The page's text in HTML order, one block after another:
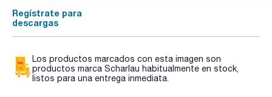
Regístrate para
descargas
Los productos marcados con esta imagen son
productos marca Scharlau habitualmente en stock,
listos para una entrega inmediata.